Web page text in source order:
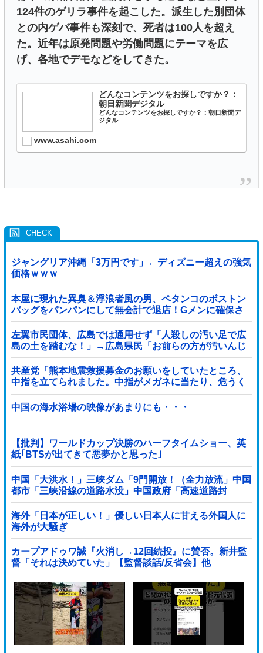
124件のゲリラ事件を起こした。派生した別団体
との内ゲバ事件も深刻で、死者は100人を超え
た。近年は原発問題や労働問題にテーマを広
げ、各地でデモなどをしてきた。
どんなコンテンツをお探しですか？：
朝日新聞デジタル
どんなコンテンツをお探しですか？：朝日新聞デ
ジタル
www.asahi.com
ジャングリア沖縄「3万円です」←ディズニー超えの強気
価格ｗｗｗ
本屋に現れた異臭＆浮浪者風の男、ペタンコのボストン
バッグをパンパンにして無会計で退店！Gメンに確保さ
れ「なんで？」と本気で困惑ｗｗｗ
左翼市民団体、広島では通用せず「人殺しの汚い足で広
島の土を踏むな！」→広島県民「お前らの方が汚いんじ
ゃ！」「ワシらが広島県民じゃ」
共産党「熊本地震救援募金のお願いをしていたところ、
中指を立てられました。中指がメガネに当たり、危うく
怪我をするところでした」
中国の海水浴場の映像があまりにも・・・
【批判】ワールドカップ決勝のハーフタイムショー、英
紙｢BTSが出てきて悪夢かと思った｣
中国「大洪水！」三峡ダム「9門開放！（全力放流」中国
都市「三峡沿線の道路水没」中国政府「高速道路封
鎖！」中国ダム「緊急放流に合わせて開門（土砂崩れ発
生」→
海外「日本が正しい！」優しい日本人に甘える外国人に
海外が大騒ぎ
カープアドゥワ誠『火消し→12回続投』に賛否。新井監
督「それは決めていた」【監督談話/反省会】他